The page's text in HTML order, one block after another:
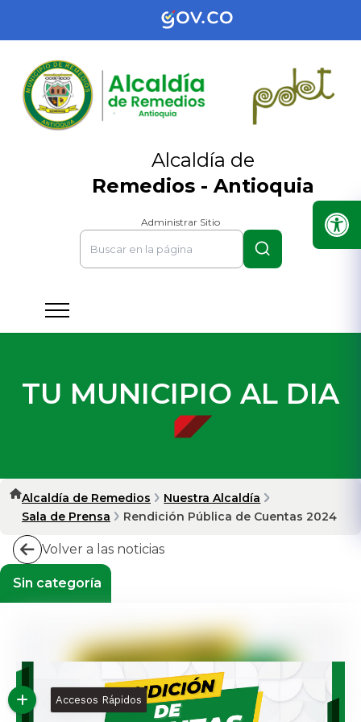
Alcaldía de
Remedios - Antioquia
Administrar Sitio
TU MUNICIPIO AL DIA
Alcaldía de Remedios
Nuestra Alcaldía
Sala de Prensa
Rendición Pública de Cuentas 2024
Volver a las noticias
Sin categoría
Accesos Rápidos